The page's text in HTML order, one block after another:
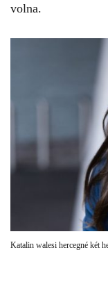
volna.
Katalin walesi hercegné két